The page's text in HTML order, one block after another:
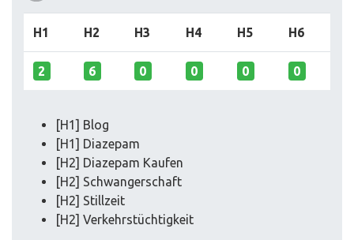
H1 H2 H3 H4 H5 H6
2 6 0 0 0 0
[H1] Blog
[H1] Diazepam
[H2] Diazepam Kaufen
[H2] Schwangerschaft
[H2] Stillzeit
[H2] Verkehrstüchtigkeit